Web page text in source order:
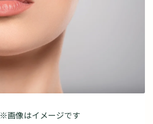
※画像はイメージです